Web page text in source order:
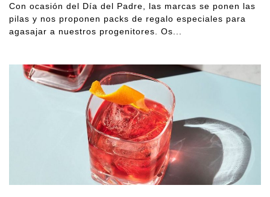
Con ocasión del Día del Padre, las marcas se ponen las
pilas y nos proponen packs de regalo especiales para
agasajar a nuestros progenitores. Os...